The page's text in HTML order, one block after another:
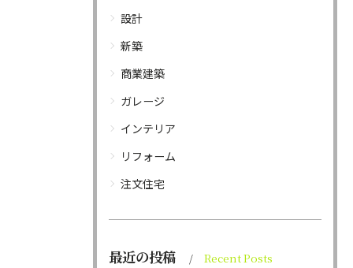
設計
新築
商業建築
ガレージ
インテリア
リフォーム
注文住宅
最近の投稿 Recent Posts